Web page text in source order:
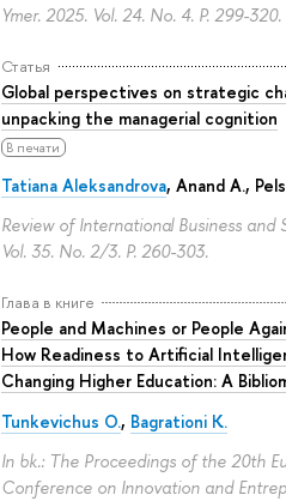
Ymer. 2025. Vol. 24. No. 4. P. 299-320.
Статья
Global perspectives on strategic
unpacking the managerial cognition
В печати
Tatiana Aleksandrova, Anand A.,
Review of International Business and
Vol. 35. No. 2/3. P. 260-303.
Глава в книге
People and Machines or People
How Readiness to Artificial
Changing Higher Education: A
Tunkevichus O., Bagrationi K.
In bk.: The Proceedings of the 20th
Conference on Innovation and